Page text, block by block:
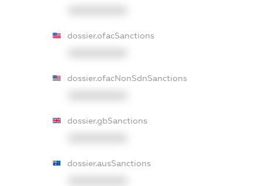
dossier.ofacSanctions
dossier.ofacNonSdnSanctions
dossier.gbSanctions
dossier.ausSanctions